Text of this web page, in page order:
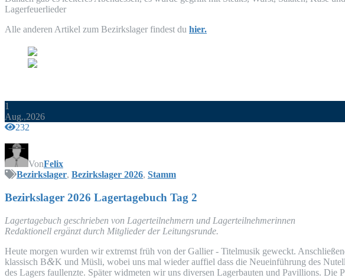
Lagerfeuerlieder
Alle ande­ren Arti­kel zum Bezirks­la­ger fin­dest du hier.
1
Aug.,2026
232
VonFelix
Bezirkslager, Bezirkslager 2026, Stamm
Bezirks­la­ger 2026 Lager­ta­ge­buch Tag 2
Lager­ta­ge­buch geschrie­ben von Lager­teil­neh­mern und Lagerteilnehmerinnen
Redak­tio­nell ergänzt durch Mit­glie­der der Leitungsrunde.
Heu­te mor­gen wur­den wir extremst früh von der Gal­li­er - Titel­mu­sik geweckt.
klas­sisch B&K und Müs­li, wobei uns mal wie­der auf­fiel dass die Neu­ein­füh­rung des
des Lagers faul­lenz­te. Spä­ter wid­me­ten wir uns diver­sen Lager­bau­ten und Pavil­li­ons. Die